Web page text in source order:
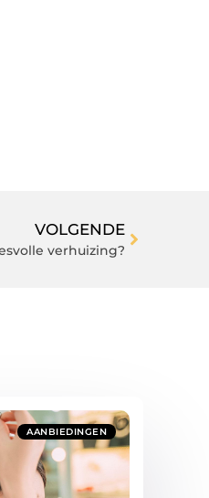
VOLGENDE
verhuizing?
AANBIEDINGEN